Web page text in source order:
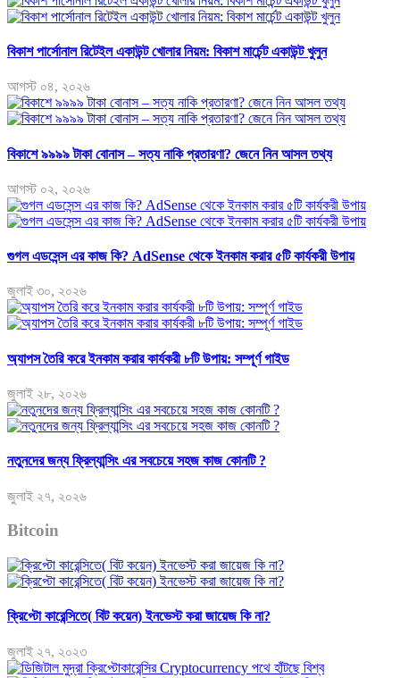
বিকাশ পার্সোনাল রিটেইল একাউন্ট খোলার নিয়ম: বিকাশ মার্চেন্ট একাউন্ট খুলুন
আগস্ট ০৪, ২০২৬
বিকাশে ৯৯৯৯ টাকা বোনাস – সত্য নাকি প্রতারণা? জেনে নিন আসল তথ্য
আগস্ট ০২, ২০২৬
গুগল এডসেন্স এর কাজ কি? AdSense থেকে ইনকাম করার ৫টি কার্যকরী উপায়
জুলাই ৩০, ২০২৬
অ্যাপস তৈরি করে ইনকাম করার কার্যকরী ৮টি উপায়: সম্পূর্ণ গাইড
জুলাই ২৮, ২০২৬
নতুনদের জন্য ফ্রিল্যান্সিং এর সবচেয়ে সহজ কাজ কোনটি ?
জুলাই ২৭, ২০২৬
Bitcoin
ক্রিপ্টো কারেন্সিতে( বিট কয়েন) ইনভেস্ট করা জায়েজ কি না?
জুলাই ২৭, ২০২৩